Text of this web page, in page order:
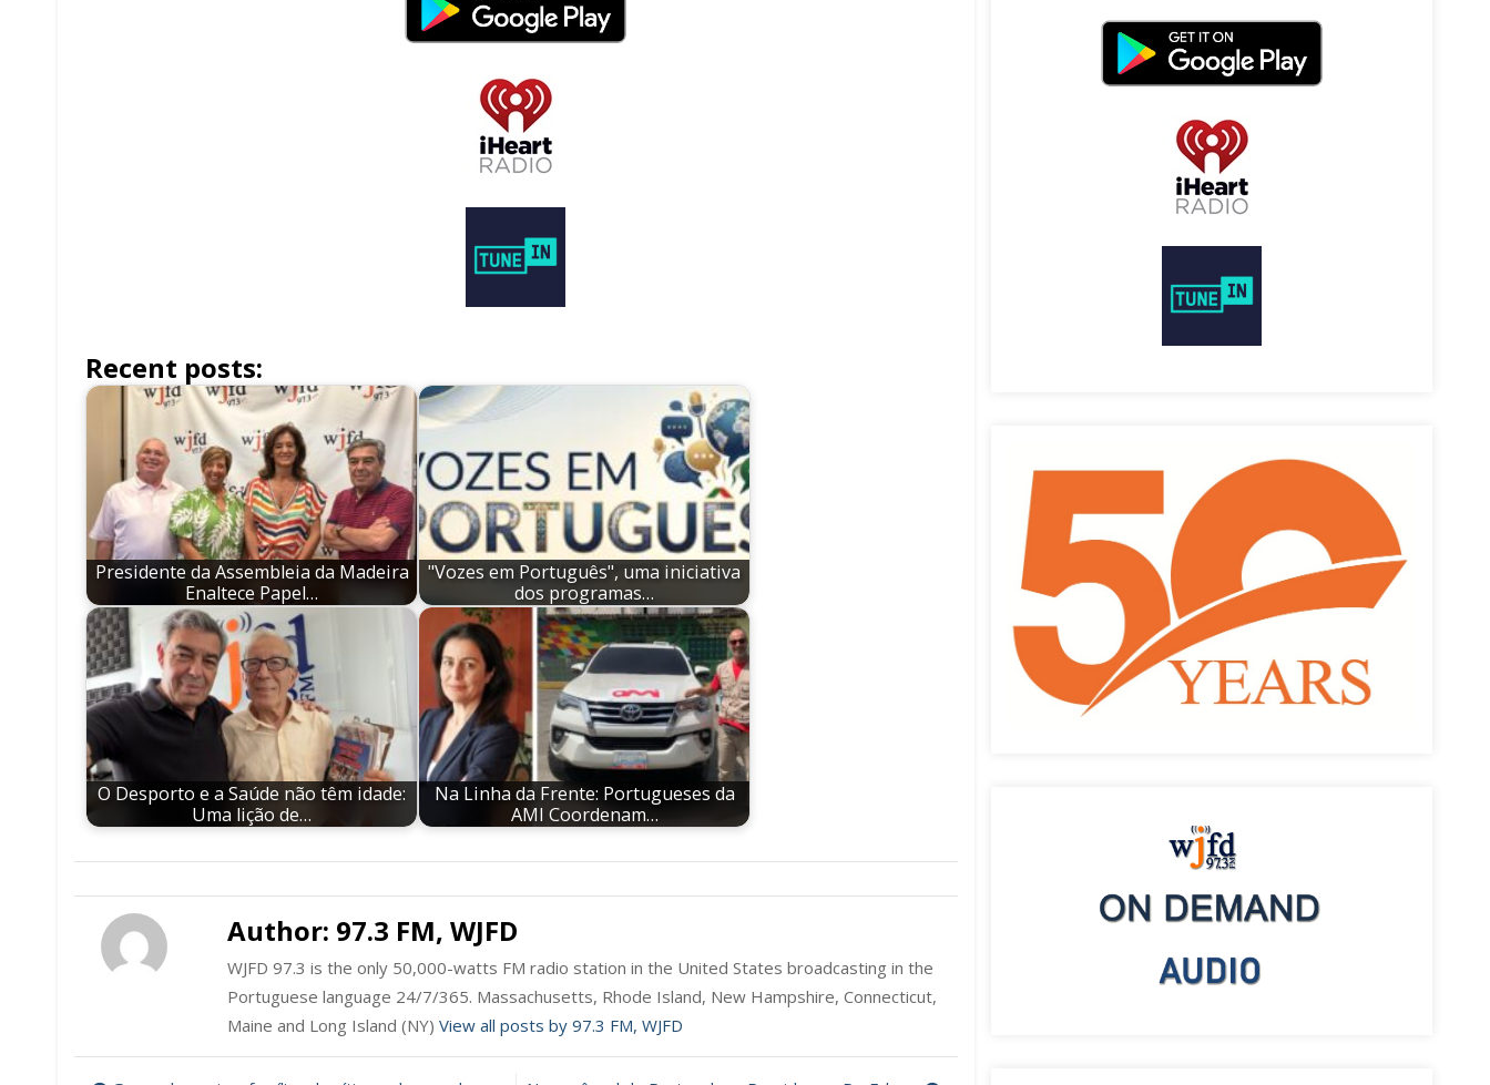
Recent posts:
Presidente da Assembleia da Madeira
Enaltece Papel…
"Vozes em Português", uma iniciativa
dos programas…
O Desporto e a Saúde não têm idade:
Uma lição de…
Na Linha da Frente: Portugueses da
AMI Coordenam…
Author: 97.3 FM, WJFD
WJFD 97.3 is the only 50,000-watts FM radio station in the United States broadcasting in the
Portuguese language 24/7/365. Massachusetts, Rhode Island, New Hampshire, Connecticut,
Maine and Long Island (NY) View all posts by 97.3 FM, WJFD